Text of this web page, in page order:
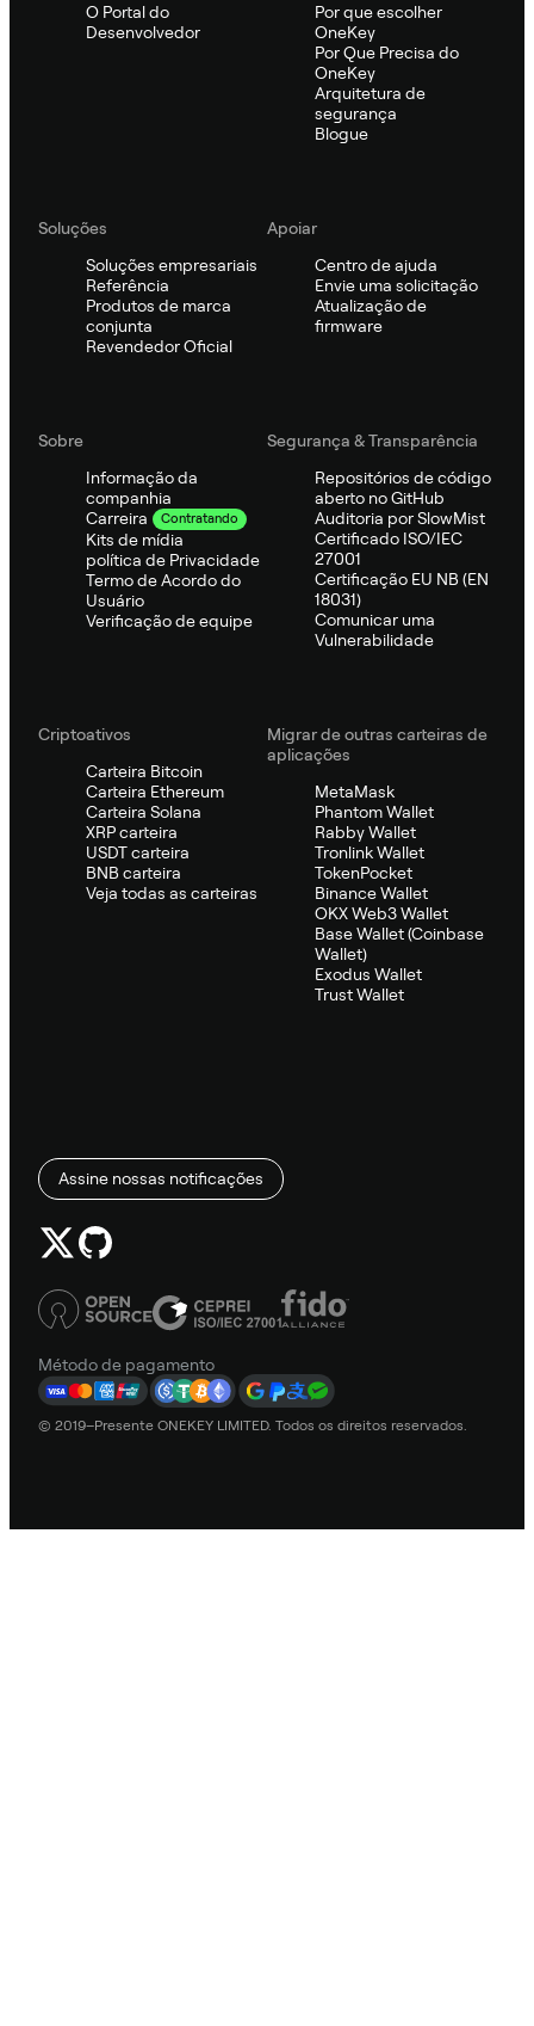
O Portal do
Desenvolvedor
Por que escolher
OneKey
Por Que Precisa do
OneKey
Arquitetura de
segurança
Blogue
Soluções
Soluções empresariais
Referência
Produtos de marca
conjunta
Revendedor Oficial
Apoiar
Centro de ajuda
Envie uma solicitação
Atualização de
firmware
Sobre
Informação da
companhia
Carreira
Contratando
Kits de mídia
política de Privacidade
Termo de Acordo do
Usuário
Verificação de equipe
Segurança & Transparência
Repositórios de código
aberto no GitHub
Auditoria por SlowMist
Certificado ISO/IEC
27001
Certificação EU NB (EN
18031)
Comunicar uma
Vulnerabilidade
Criptoativos
Carteira Bitcoin
Carteira Ethereum
Carteira Solana
XRP carteira
USDT carteira
BNB carteira
Veja todas as carteiras
Migrar de outras carteiras de
aplicações
MetaMask
Phantom Wallet
Rabby Wallet
Tronlink Wallet
TokenPocket
Binance Wallet
OKX Web3 Wallet
Base Wallet (Coinbase
Wallet)
Exodus Wallet
Trust Wallet
Assine nossas notificações
Método de pagamento
© 2019–Presente ONEKEY LIMITED. Todos os direitos reservados.